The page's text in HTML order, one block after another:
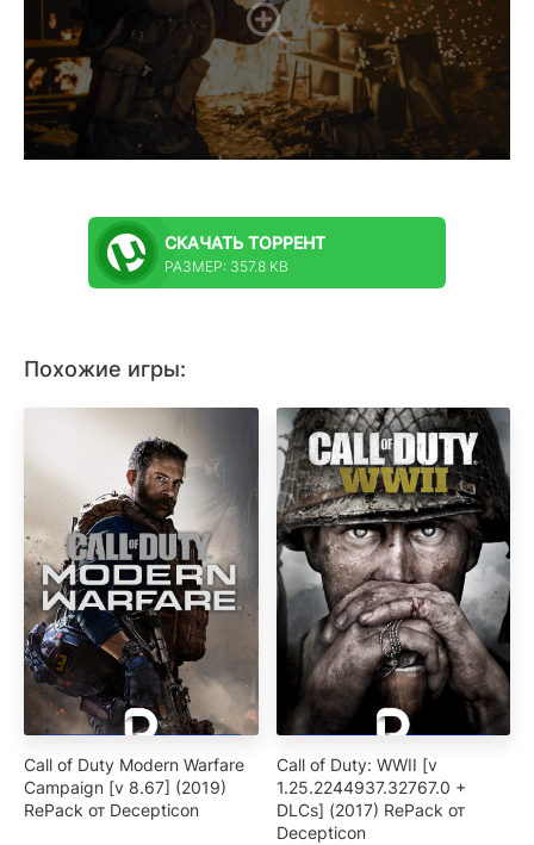
СКАЧАТЬ ТОРРЕНТ
РАЗМЕР: 357.8 KB
Похожие игры:
Call of Duty Modern Warfare
Campaign [v 8.67] (2019)
RePack от Decepticon
Call of Duty: WWII [v
1.25.2244937.32767.0 +
DLCs] (2017) RePack от
Decepticon